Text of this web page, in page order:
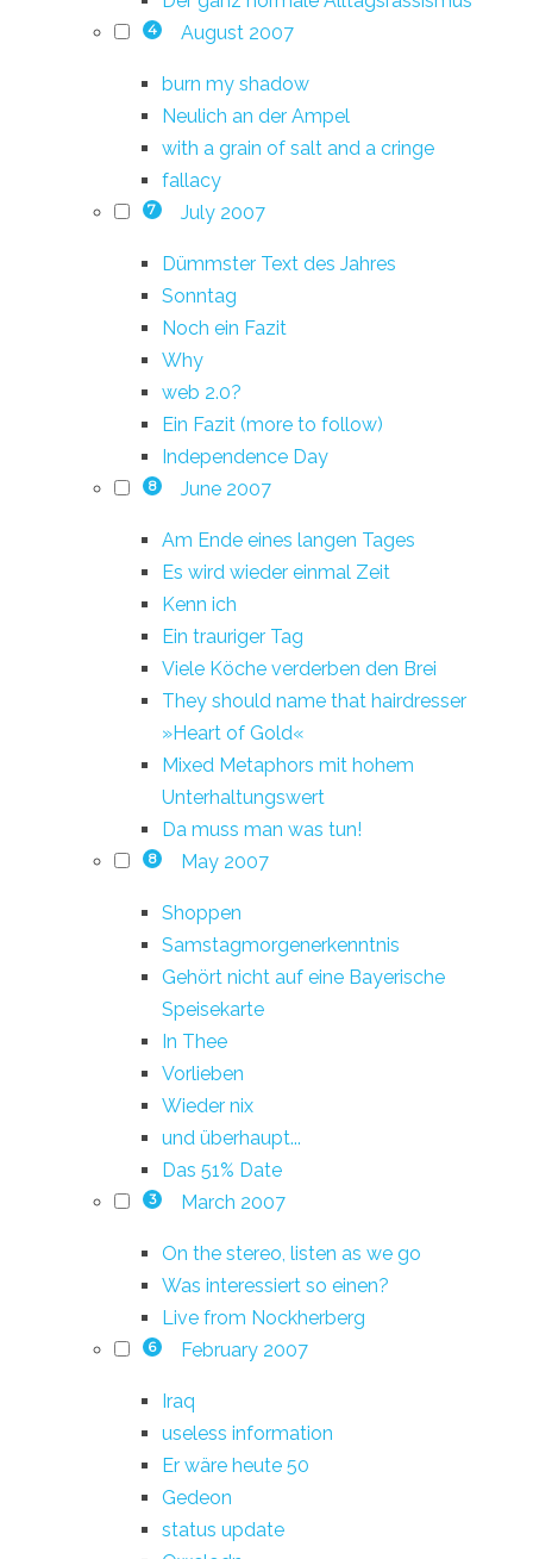
4 August 2007
burn my shadow
Neulich an der Ampel
with a grain of salt and a cringe
fallacy
7 July 2007
Dümmster Text des Jahres
Sonntag
Noch ein Fazit
Why
web 2.0?
Ein Fazit (more to follow)
Independence Day
8 June 2007
Am Ende eines langen Tages
Es wird wieder einmal Zeit
Kenn ich
Ein trauriger Tag
Viele Köche verderben den Brei
They should name that hairdresser
»Heart of Gold«
Mixed Metaphors mit hohem
Unterhaltungswert
Da muss man was tun!
8 May 2007
Shoppen
Samstagmorgenerkenntnis
Gehört nicht auf eine Bayerische
Speisekarte
In Thee
Vorlieben
Wieder nix
und überhaupt...
Das 51% Date
3 March 2007
On the stereo, listen as we go
Was interessiert so einen?
Live from Nockherberg
6 February 2007
Iraq
useless information
Er wäre heute 50
Gedeon
status update